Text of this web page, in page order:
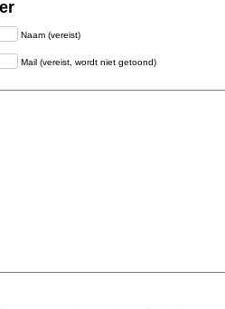
Naam (vereist)
Mail (vereist, wordt niet getoond)